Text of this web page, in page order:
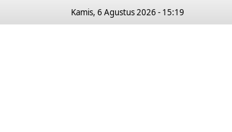
Kamis, 6 Agustus 2026 - 15:19